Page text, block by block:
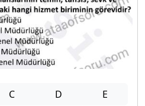
C D E